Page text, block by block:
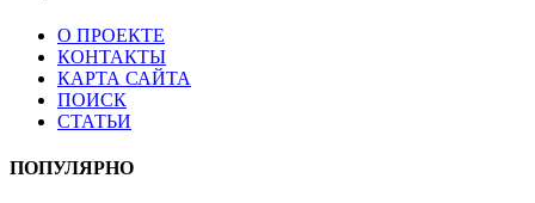
О ПРОЕКТЕ
КОНТАКТЫ
КАРТА САЙТА
ПОИСК
СТАТЬИ
ПОПУЛЯРНО